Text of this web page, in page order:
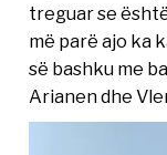
treguar se
më parë ajo ka
së bashku me
Arianen dhe